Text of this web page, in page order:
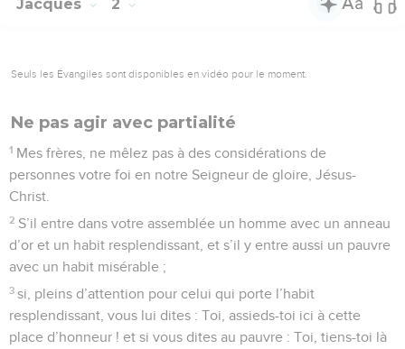
Jacques 2
Seuls les Évangiles sont disponibles en vidéo pour le moment.
Ne pas agir avec partialité
1 Mes frères, ne mêlez pas à des considérations de
personnes votre foi en notre Seigneur de gloire, Jésus-
Christ.
2 S’il entre dans votre assemblée un homme avec un anneau
d’or et un habit resplendissant, et s’il y entre aussi un pauvre
avec un habit misérable ;
3 si, pleins d’attention pour celui qui porte l’habit
resplendissant, vous lui dites : Toi, assieds-toi ici à cette
place d’honneur ! et si vous dites au pauvre : Toi, tiens-toi là